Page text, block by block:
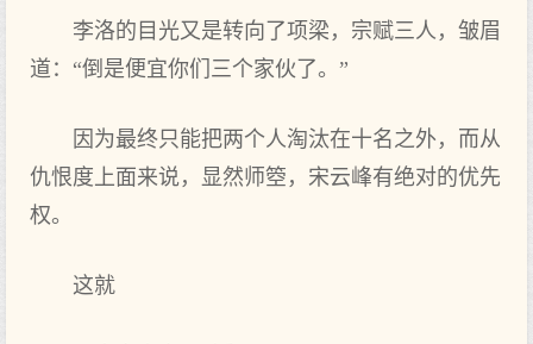
李洛的目光又是转向了项梁，宗赋三人，皱眉
道：“倒是便宜你们三个家伙了。”
因为最终只能把两个人淘汰在十名之外，而从
仇恨度上面来说，显然师箜，宋云峰有绝对的优先
权。
这就